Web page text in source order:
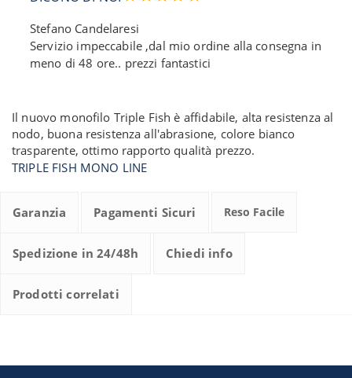
Stefano Candelaresi
Servizio impeccabile ,dal mio ordine alla consegna in
meno di 48 ore.. prezzi fantastici
Il nuovo monofilo Triple Fish è affidabile, alta resistenza al
nodo, buona resistenza all'abrasione, colore bianco
trasparente, ottimo rapporto qualità prezzo.
TRIPLE FISH MONO LINE
Garanzia Pagamenti Sicuri Reso Facile
Spedizione in 24/48h Chiedi info
Prodotti correlati